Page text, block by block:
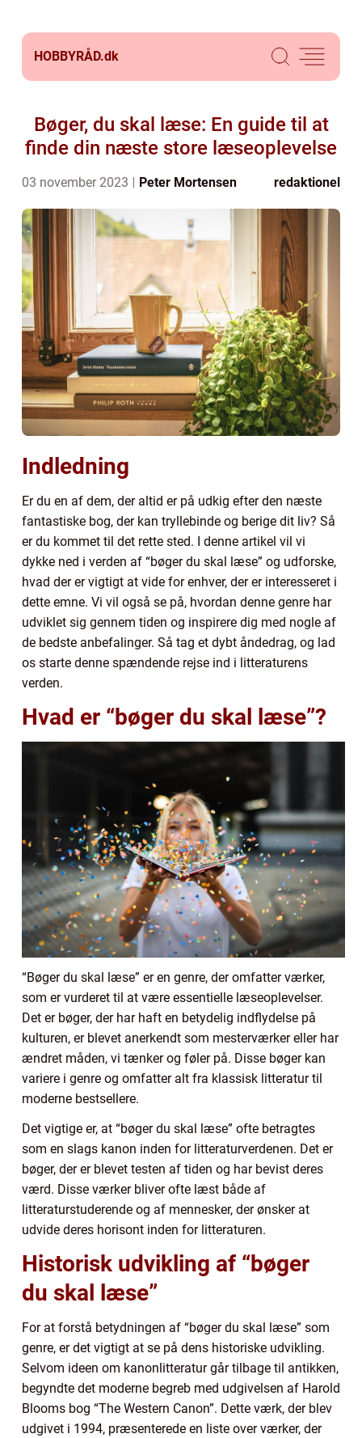
HOBBYRÅD.dk
Bøger, du skal læse: En guide til at
finde din næste store læseoplevelse
03 november 2023 Peter Mortensen redaktionel
Indledning
Er du en af dem, der altid er på udkig efter den næste
fantastiske bog, der kan tryllebinde og berige dit liv? Så
er du kommet til det rette sted. I denne artikel vil vi
dykke ned i verden af “bøger du skal læse” og udforske,
hvad der er vigtigt at vide for enhver, der er interesseret i
dette emne. Vi vil også se på, hvordan denne genre har
udviklet sig gennem tiden og inspirere dig med nogle af
de bedste anbefalinger. Så tag et dybt åndedrag, og lad
os starte denne spændende rejse ind i litteraturens
verden.
Hvad er “bøger du skal læse”?
“Bøger du skal læse” er en genre, der omfatter værker,
som er vurderet til at være essentielle læseoplevelser.
Det er bøger, der har haft en betydelig indflydelse på
kulturen, er blevet anerkendt som mesterværker eller har
ændret måden, vi tænker og føler på. Disse bøger kan
variere i genre og omfatter alt fra klassisk litteratur til
moderne bestsellere.
Det vigtige er, at “bøger du skal læse” ofte betragtes
som en slags kanon inden for litteraturverdenen. Det er
bøger, der er blevet testen af tiden og har bevist deres
værd. Disse værker bliver ofte læst både af
litteraturstuderende og af mennesker, der ønsker at
udvide deres horisont inden for litteraturen.
Historisk udvikling af “bøger
du skal læse”
For at forstå betydningen af “bøger du skal læse” som
genre, er det vigtigt at se på dens historiske udvikling.
Selvom ideen om kanonlitteratur går tilbage til antikken,
begyndte det moderne begreb med udgivelsen af Harold
Blooms bog “The Western Canon”. Dette værk, der blev
udgivet i 1994, præsenterede en liste over værker, der